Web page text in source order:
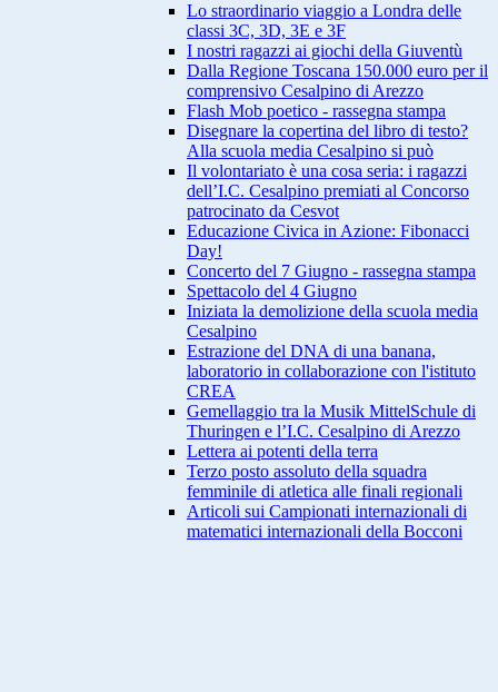
Lo straordinario viaggio a Londra delle
classi 3C, 3D, 3E e 3F
I nostri ragazzi ai giochi della Giuventù
Dalla Regione Toscana 150.000 euro per il
comprensivo Cesalpino di Arezzo
Flash Mob poetico - rassegna stampa
Disegnare la copertina del libro di testo?
Alla scuola media Cesalpino si può
Il volontariato è una cosa seria: i ragazzi
dell’I.C. Cesalpino premiati al Concorso
patrocinato da Cesvot
Educazione Civica in Azione: Fibonacci
Day!
Concerto del 7 Giugno - rassegna stampa
Spettacolo del 4 Giugno
Iniziata la demolizione della scuola media
Cesalpino
Estrazione del DNA di una banana,
laboratorio in collaborazione con l'istituto
CREA
Gemellaggio tra la Musik MittelSchule di
Thuringen e l’I.C. Cesalpino di Arezzo
Lettera ai potenti della terra
Terzo posto assoluto della squadra
femminile di atletica alle finali regionali
Articoli sui Campionati internazionali di
matematici internazionali della Bocconi